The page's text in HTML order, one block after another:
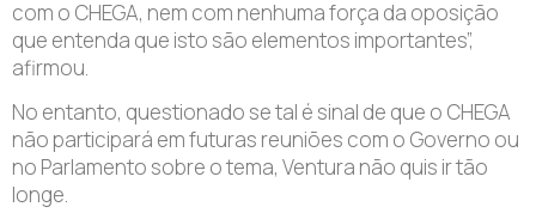
com o CHEGA, nem com nenhuma força da oposição
que entenda que isto são elementos importantes”,
afirmou.
No entanto, questionado se tal é sinal de que o CHEGA
não participará em futuras reuniões com o Governo ou
no Parlamento sobre o tema, Ventura não quis ir tão
longe.